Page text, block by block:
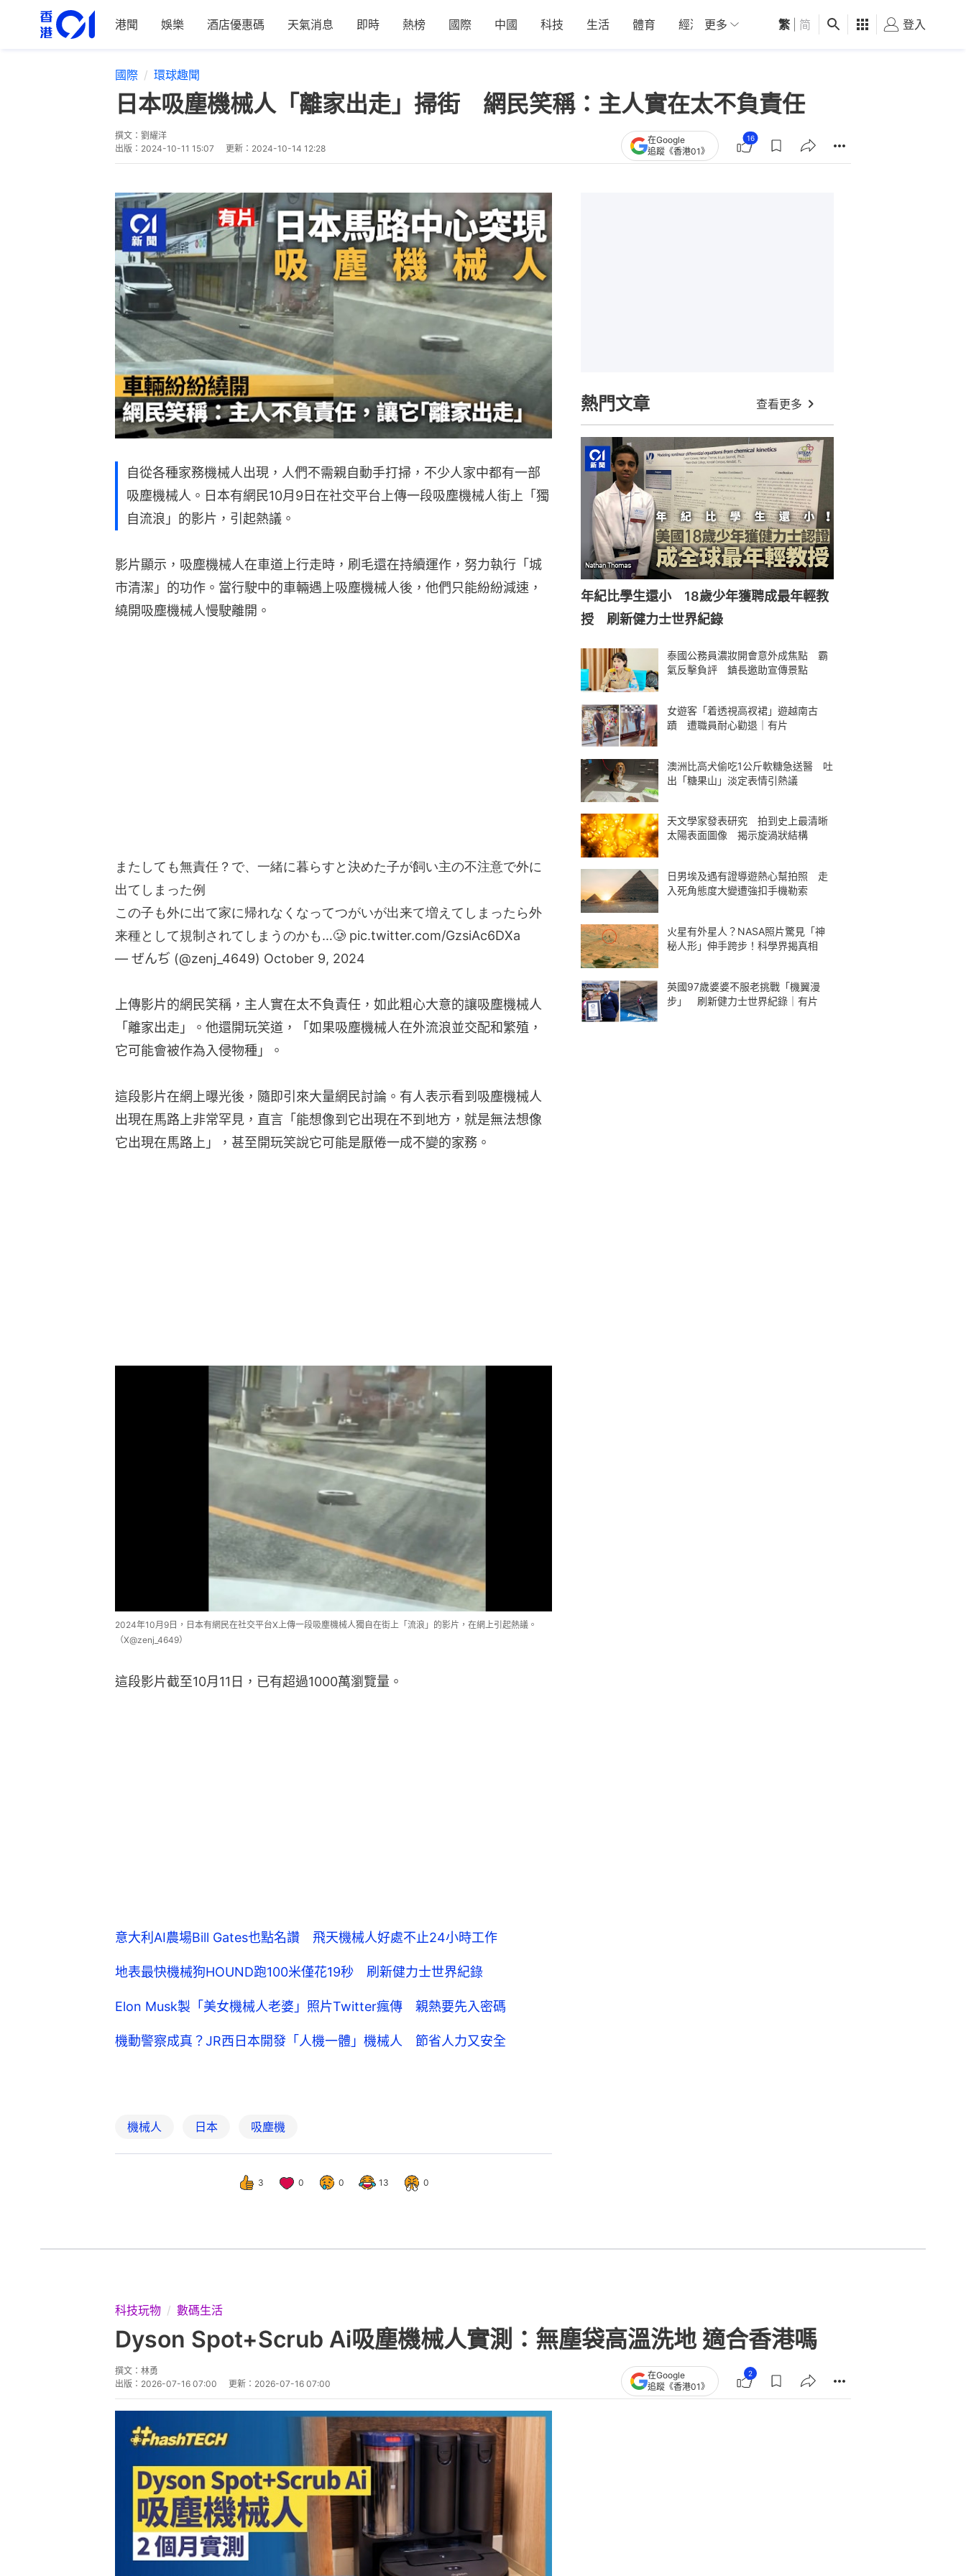
港聞 娛樂 酒店優惠碼 天氣消息 即時 熱榜 國際 中國 科技 生活 體育 經濟 01深圳 觀點 健康 好食玩飛
更多 繁 简 登入
國際 環球趣聞
日本吸塵機械人「離家出走」掃街 網民笑稱：主人實在太不負責任
撰文： 劉耀洋
出版： 2024-10-11 15:07 更新： 2024-10-14 12:28
在Google
追蹤《香港01》
16
自從各種家務機械人出現，人們不需親自動手打掃，不少人家中都有一部
吸塵機械人。日本有網民10月9日在社交平台上傳一段吸塵機械人街上「獨
自流浪」的影片，引起熱議。
影片顯示，吸塵機械人在車道上行走時，刷毛還在持續運作，努力執行「城
市清潔」的功作。當行駛中的車輛遇上吸塵機械人後，他們只能紛紛減速，
繞開吸塵機械人慢駛離開。
またしても無責任？で、一緒に暮らすと決めた子が飼い主の不注意で外に
出てしまった例
この子も外に出て家に帰れなくなってつがいが出来て増えてしまったら外
来種として規制されてしまうのかも…🥲 pic.twitter.com/GzsiAc6DXa
— ぜんぢ (@zenj_4649) October 9, 2024
上傳影片的網民笑稱，主人實在太不負責任，如此粗心大意的讓吸塵機械人
「離家出走」。他還開玩笑道，「如果吸塵機械人在外流浪並交配和繁殖，
它可能會被作為入侵物種」。
這段影片在網上曝光後，隨即引來大量網民討論。有人表示看到吸塵機械人
出現在馬路上非常罕見，直言「能想像到它出現在不到地方，就是無法想像
它出現在馬路上」，甚至開玩笑說它可能是厭倦一成不變的家務。
2024年10月9日，日本有網民在社交平台X上傳一段吸塵機械人獨自在街上「流浪」的影片，在網上引起熱議。
（X@zenj_4649）
這段影片截至10月11日，已有超過1000萬瀏覽量。
意大利AI農場Bill Gates也點名讚 飛天機械人好處不止24小時工作
地表最快機械狗HOUND跑100米僅花19秒 刷新健力士世界紀錄
Elon Musk製「美女機械人老婆」照片Twitter瘋傳 親熱要先入密碼
機動警察成真？JR西日本開發「人機一體」機械人 節省人力又安全
機械人 日本 吸塵機
3 0 0 13 0
熱門文章 查看更多
年紀比學生還小 18歲少年獲聘成最年輕教
授 刷新健力士世界紀錄
泰國公務員濃妝開會意外成焦點 霸
氣反擊負評 鎮長邀助宣傳景點
女遊客「着透視高衩裙」遊越南古
蹟 遭職員耐心勸退｜有片
澳洲比高犬偷吃1公斤軟糖急送醫 吐
出「糖果山」淡定表情引熱議
天文學家發表研究 拍到史上最清晰
太陽表面圖像 揭示旋渦狀結構
日男埃及遇有證導遊熱心幫拍照 走
入死角態度大變遭強扣手機勒索
火星有外星人？NASA照片驚見「神
秘人形」伸手跨步！科學界揭真相
英國97歲婆婆不服老挑戰「機翼漫
步」 刷新健力士世界紀錄｜有片
科技玩物 數碼生活
Dyson Spot+Scrub Ai吸塵機械人實測：無塵袋高溫洗地 適合香港嗎
撰文： 林勇
出版： 2026-07-16 07:00 更新： 2026-07-16 07:00
在Google
追蹤《香港01》
2